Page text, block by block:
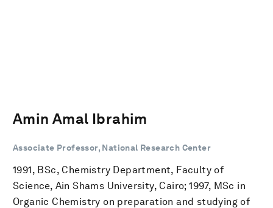
Amin Amal Ibrahim
Associate Professor, National Research Center
1991, BSc, Chemistry Department, Faculty of
Science, Ain Shams University, Cairo; 1997, MSc in
Organic Chemistry on preparation and studying of